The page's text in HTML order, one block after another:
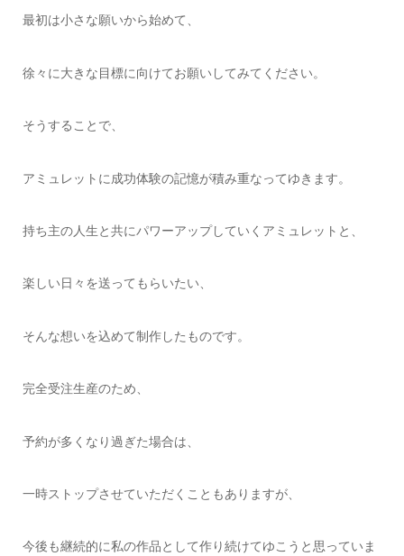
最初は小さな願いから始めて、
徐々に大きな目標に向けてお願いしてみてください。
そうすることで、
アミュレットに成功体験の記憶が積み重なってゆきます。
持ち主の人生と共にパワーアップしていくアミュレットと、
楽しい日々を送ってもらいたい、
そんな想いを込めて制作したものです。
完全受注生産のため、
予約が多くなり過ぎた場合は、
一時ストップさせていただくこともありますが、
今後も継続的に私の作品として作り続けてゆこうと思っていま